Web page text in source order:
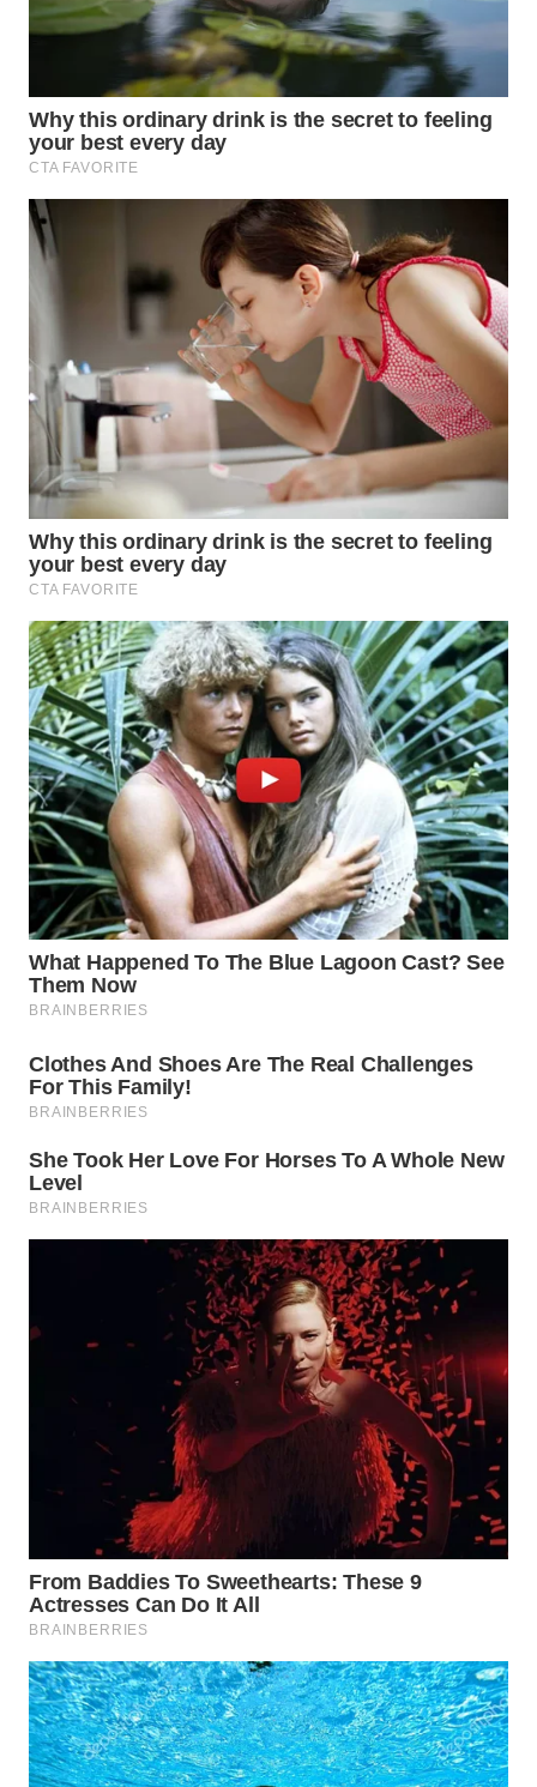
WN
TAPANULI
WN
TANJUNG
LESUNG
KARO
WN
LABUHANBATU
WN
TAPANULI
TENGAH
SERDANG
WN
TEBING
TINGGI
WN
PAKPAK
WN
KARAWANG
WN
BEKASI
WN
BOGOR
WN
DEPOK
SAMOSIR
PADANG
WN
SUMEDANG
WN
CIANJUR
WN
KEPULAUAN